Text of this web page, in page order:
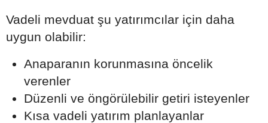
Vadeli mevduat şu yatırımcılar için daha
uygun olabilir:
Anaparanın korunmasına öncelik
verenler
Düzenli ve öngörülebilir getiri isteyenler
Kısa vadeli yatırım planlayanlar